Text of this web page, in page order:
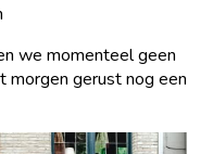
we momenteel geen
morgen gerust nog een